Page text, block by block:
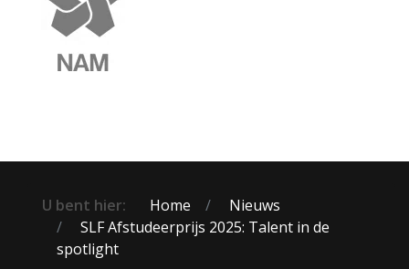
U bent hier: Home
Nieuws
SLF Afstudeerprijs 2025: Talent in de
spotlight